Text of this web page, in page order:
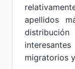
apellidos
migratorios